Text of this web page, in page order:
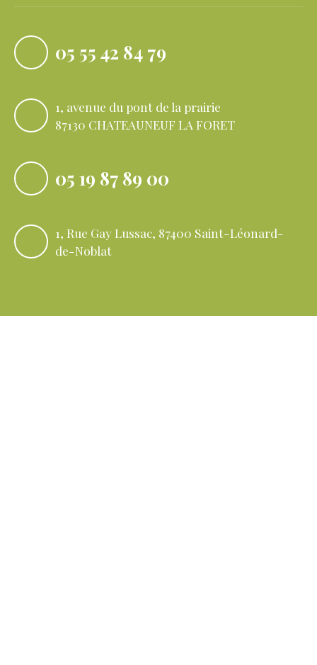
05 55 42 84 79
1, avenue du pont de la prairie
87130 CHATEAUNEUF LA FORET
05 19 87 89 00
1, Rue Gay Lussac, 87400 Saint-Léonard-
de-Noblat